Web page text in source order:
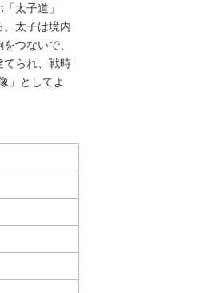
太子道」
。太子は境内
つないで、
てられ、戦時
」としてよ